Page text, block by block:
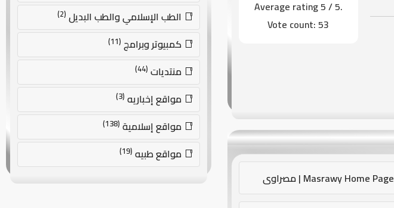
Average rating5/ 5.
Vote count:53
Masrawy Home Page | مصراوي
الطب الإسلامي والطب البديل (2)
كمبيوتر وبرامج (11)
منتديات (44)
مواقع إخباريه (3)
مواقع إسلامية (138)
مواقع طبيه (19)